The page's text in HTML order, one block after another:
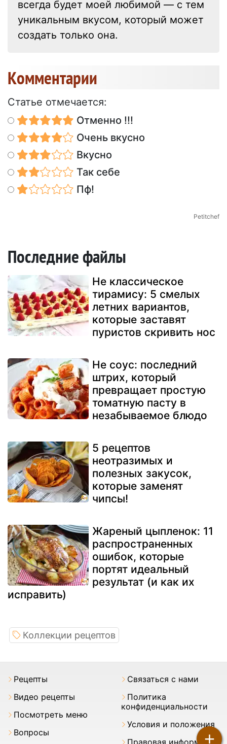
всегда будет моей любимой — с тем
уникальным вкусом, который может
создать только она.
Kомментарии
Статье отмечается:
Отменно !!!
Очень вкусно
Вкусно
Так себе
Пф!
Petitchef
Последние файлы
Не классическое
тирамису: 5 смелых
летних вариантов,
которые заставят
пуристов скривить нос
Не соус: последний
штрих, который
превращает простую
томатную пасту в
незабываемое блюдо
5 рецептов
неотразимых и
полезных закусок,
которые заменят
чипсы!
Жареный цыпленок: 11
распространенных
ошибок, которые
портят идеальный
результат (и как их
исправить)
+
Коллекции рецептов
Pецепты
Видео рецепты
Посмотреть меню
Вопросы
Связаться с нами
Политика
конфиденциальности
Условия и положения